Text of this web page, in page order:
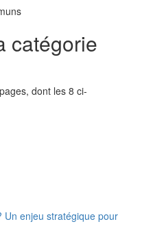
catégorie
dont les 8 ci-
enjeu stratégique pour